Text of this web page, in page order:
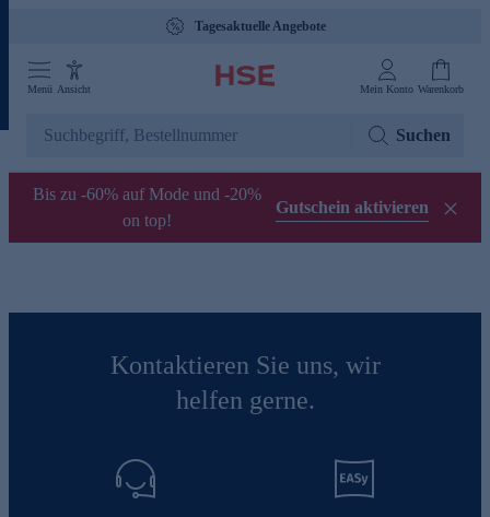
Tagesaktuelle Angebote
Menü Ansicht Mein Konto Warenkorb
Suchen
Bis zu -60% auf Mode und -20%
on top!
Gutschein aktivieren
Kontaktieren Sie uns, wir
helfen gerne.